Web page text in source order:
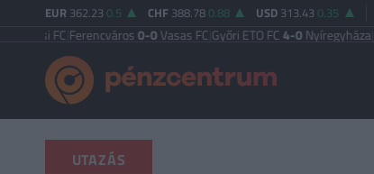
EUR 362.23 0.5 CHF 388.78 0.88 USD 313.43 0.35
Ferencváros0-0Vasas FC|Győri ETO FC4-0Nyíregyháza|Újpest
UTAZÁS